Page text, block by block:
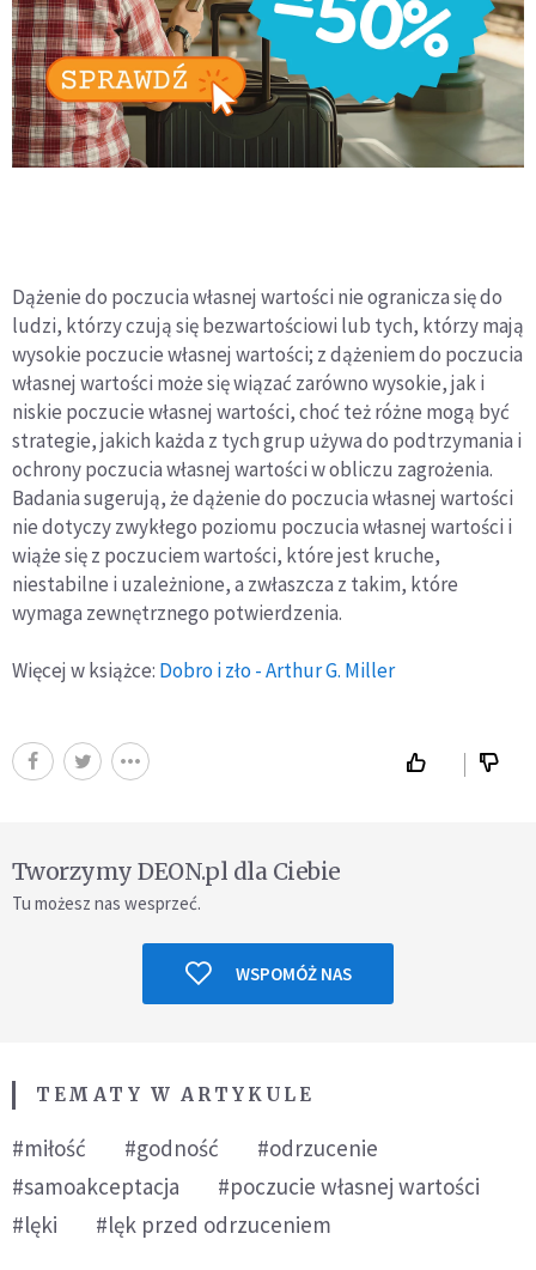
Dążenie do poczucia własnej wartości nie ogranicza się do
ludzi, którzy czują się bezwartościowi lub tych, którzy mają
wysokie poczucie własnej wartości; z dążeniem do poczucia
własnej wartości może się wiązać zarówno wysokie, jak i
niskie poczucie własnej wartości, choć też różne mogą być
strategie, jakich każda z tych grup używa do podtrzymania i
ochrony poczucia własnej wartości w obliczu zagrożenia.
Badania sugerują, że dążenie do poczucia własnej wartości
nie dotyczy zwykłego poziomu poczucia własnej wartości i
wiąże się z poczuciem wartości, które jest kruche,
niestabilne i uzależnione, a zwłaszcza z takim, które
wymaga zewnętrznego potwierdzenia.
Więcej w książce: Dobro i zło - Arthur G. Miller
Tworzymy DEON.pl dla Ciebie
Tu możesz nas wesprzeć.
WSPOMÓŻ NAS
TEMATY W ARTYKULE
#miłość #godność
#odrzucenie
#samoakceptacja
#poczucie własnej wartości
#lęki
#lęk przed odrzuceniem